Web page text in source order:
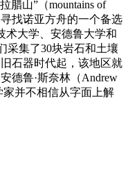
腊山”（mountains of
找诺亚方舟的一个备选
术大学、安德鲁大学和
采集了30块岩石和土壤
石器时代起，该地区就
德鲁·斯奈林（Andrew
并不相信从字面上解